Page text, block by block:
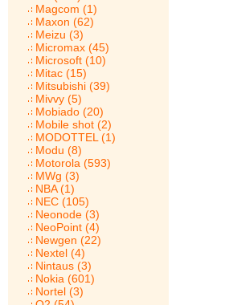
Magcom (1)
Maxon (62)
Meizu (3)
Micromax (45)
Microsoft (10)
Mitac (15)
Mitsubishi (39)
Mivvy (5)
Mobiado (20)
Mobile shot (2)
MODOTTEL (1)
Modu (8)
Motorola (593)
MWg (3)
NBA (1)
NEC (105)
Neonode (3)
NeoPoint (4)
Newgen (22)
Nextel (4)
Nintaus (3)
Nokia (601)
Nortel (3)